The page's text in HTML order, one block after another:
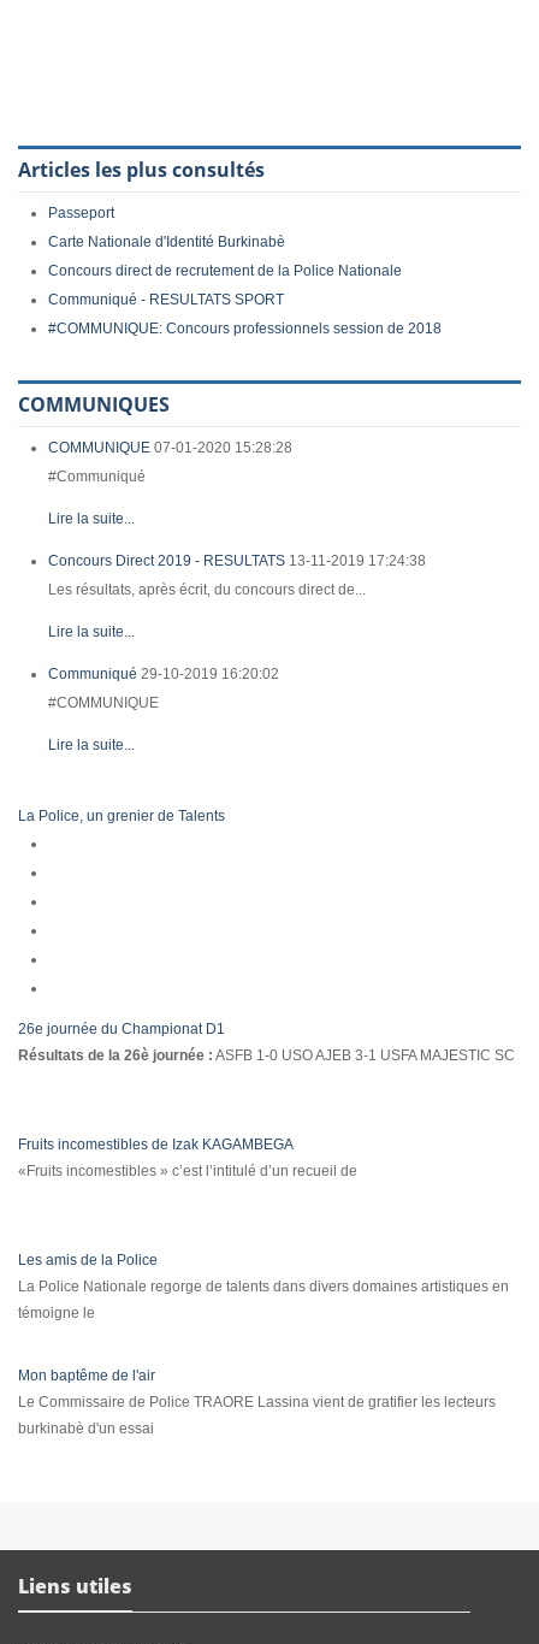
Articles les plus consultés
Passeport
Carte Nationale d'Identité Burkinabè
Concours direct de recrutement de la Police Nationale
Communiqué - RESULTATS SPORT
#COMMUNIQUE: Concours professionnels session de 2018
COMMUNIQUES
COMMUNIQUE 07-01-2020 15:28:28
#Communiqué
Lire la suite...
Concours Direct 2019 - RESULTATS 13-11-2019 17:24:38
Les résultats, après écrit, du concours direct de...
Lire la suite...
Communiqué 29-10-2019 16:20:02
#COMMUNIQUE
Lire la suite...
La Police, un grenier de Talents
26e journée du Championat D1
Résultats de la 26è journée : ASFB 1-0 USO AJEB 3-1 USFA MAJESTIC SC
Fruits incomestibles de Izak KAGAMBEGA
«Fruits incomestibles » c’est l’intitulé d’un recueil de
Les amis de la Police
La Police Nationale regorge de talents dans divers domaines artistiques en
témoigne le
Mon baptême de l'air
Le Commissaire de Police TRAORE Lassina vient de gratifier les lecteurs
burkinabè d'un essai
Liens utiles